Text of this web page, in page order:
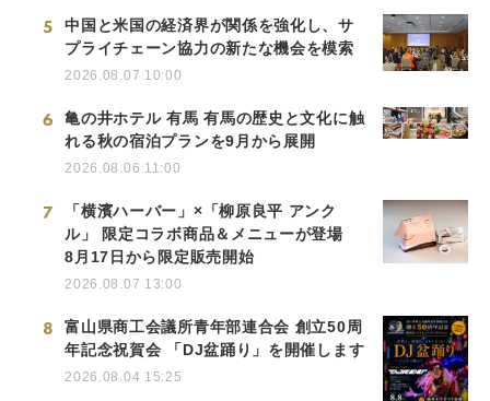
5
中国と米国の経済界が関係を強化し、サ
プライチェーン協力の新たな機会を模索
2026.08.07 10:00
6
亀の井ホテル 有馬 有馬の歴史と文化に触
れる秋の宿泊プランを9月から展開
2026.08.06 11:00
7
「横濱ハーバー」×「柳原良平 アンク
ル」 限定コラボ商品＆メニューが登場
8月17日から限定販売開始
2026.08.07 13:00
8
富山県商工会議所青年部連合会 創立50周
年記念祝賀会 「DJ盆踊り」を開催します
2026.08.04 15:25